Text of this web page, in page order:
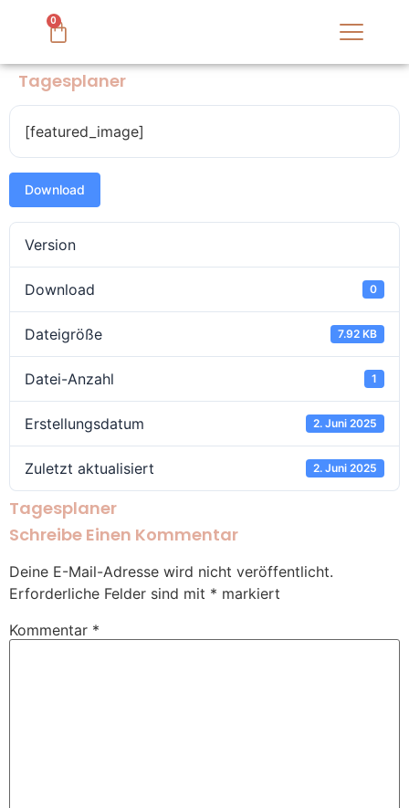
0
Tagesplaner
[featured_image]
Download
Version
Download 0
Dateigröße 7.92 KB
Datei-Anzahl 1
Erstellungsdatum 2. Juni 2025
Zuletzt aktualisiert 2. Juni 2025
Tagesplaner
Schreibe Einen Kommentar
Deine E-Mail-Adresse wird nicht veröffentlicht.
Erforderliche Felder sind mit * markiert
Kommentar *